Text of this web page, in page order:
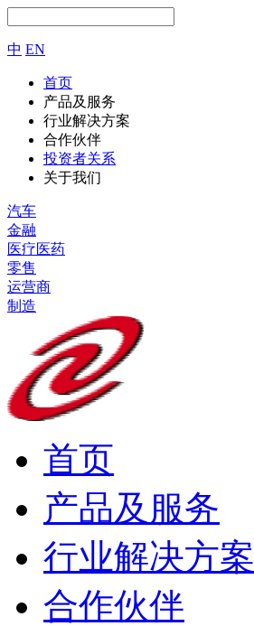
中 EN
首页
产品及服务
行业解决方案
合作伙伴
投资者关系
关于我们
汽车
金融
医疗医药
零售
运营商
制造
首页
产品及服务
行业解决方案
合作伙伴